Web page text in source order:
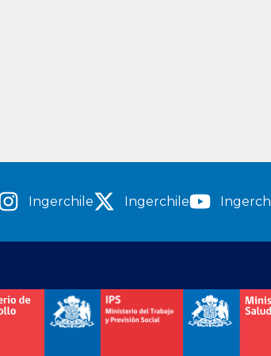
Ingerchile Ingerchile